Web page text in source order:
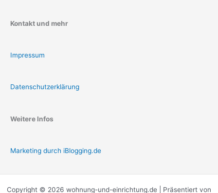
Kontakt und mehr
Impressum
Datenschutzerklärung
Weitere Infos
Marketing durch iBlogging.de
Copyright © 2026 wohnung-und-einrichtung.de | Präsentiert von